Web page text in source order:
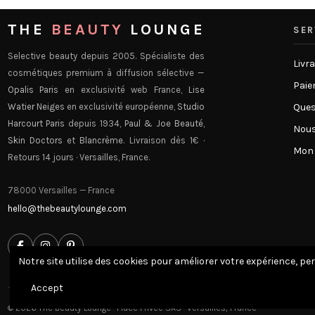
THE BEAUTY LOUNGE
Selective beauty depuis 2005. Spécialiste des
cosmétiques premium à diffusion sélective —
Opalis Paris en exclusivité web France, Lise
Watier Neiges en exclusivité européenne, Studio
Harcourt Paris depuis 1934, Paul & Joe Beauté,
Skin Doctors et Blancrème. Livraison dès 1€ ·
Retours 14 jours · Versailles, France.
78000 Versailles — France
hello@thebeautylounge.com
© 2026 The Beauty Lounge · Place Privée SAS · Versailles, France
Notre site utilise des cookies pour améliorer votre expérience,
Accept